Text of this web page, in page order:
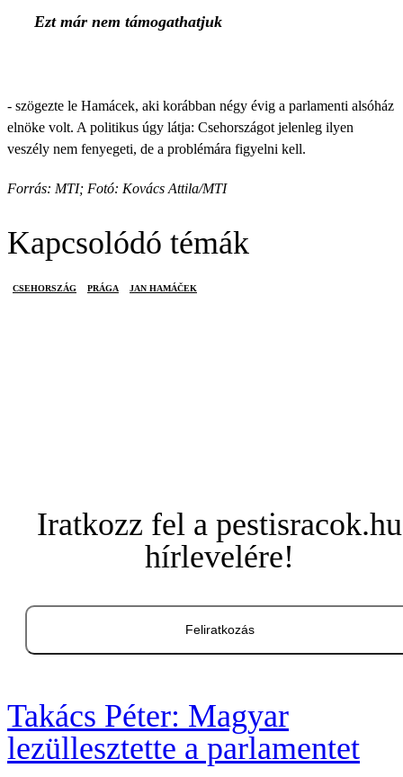
Ezt már nem támogathatjuk
- szögezte le Hamácek, aki korábban négy évig a parlamenti alsóház
elnöke volt. A politikus úgy látja: Csehországot jelenleg ilyen
veszély nem fenyegeti, de a problémára figyelni kell.
Forrás: MTI; Fotó: Kovács Attila/MTI
Kapcsolódó témák
CSEHORSZÁG PRÁGA JAN HAMÁČEK
Iratkozz fel a pestisracok.hu
hírlevelére!
Feliratkozás
Takács Péter: Magyar
lezüllesztette a parlamentet